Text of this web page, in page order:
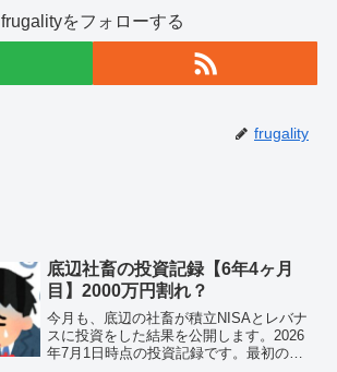
frugalityをフォローする
frugality
底辺社畜の投資記録【6年4ヶ月
目】2000万円割れ？
今月も、底辺の社畜が積立NISAとレバナ
スに投資をした結果を公開します。2026
年7月1日時点の投資記録です。最初の積